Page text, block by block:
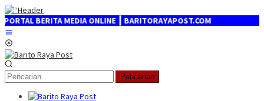
Loncat
ke
konten
BERITA MEDIA ONLINE ┃ BARITORAYAPOST.COM
Pencarian